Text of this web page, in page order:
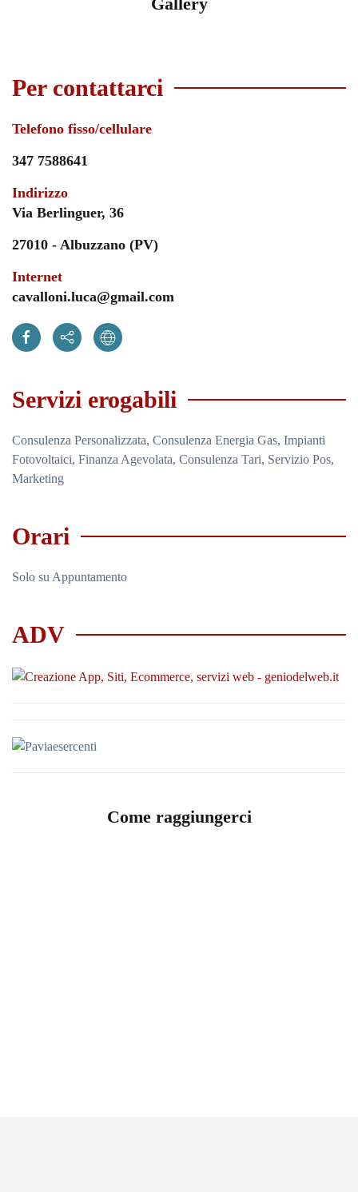
Per contattarci
Telefono fisso/cellulare
347 7588641
Indirizzo
Via Berlinguer, 36
27010 - Albuzzano (PV)
Internet
cavalloni.luca@gmail.com
Servizi erogabili
Consulenza Personalizzata, Consulenza Energia Gas, Impianti
Fotovoltaici, Finanza Agevolata, Consulenza Tari, Servizio Pos,
Marketing
Orari
Solo su Appuntamento
ADV
Come raggiungerci